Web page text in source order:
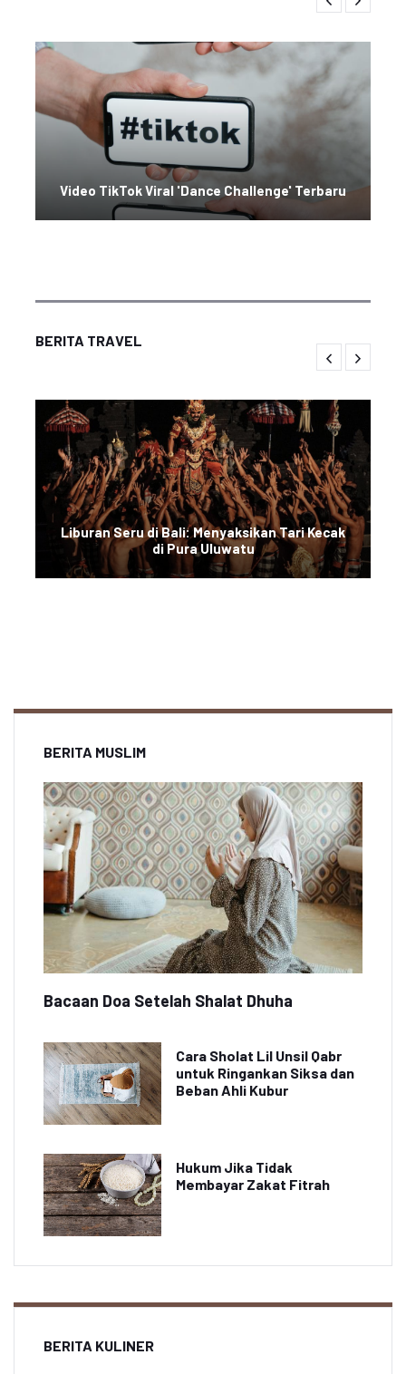
Video TikTok Viral 'Dance Challenge' Terbaru
BERITA TRAVEL
Liburan Seru di Bali: Menyaksikan Tari Kecak
di Pura Uluwatu
BERITA MUSLIM
Bacaan Doa Setelah Shalat Dhuha
Cara Sholat Lil Unsil Qabr
untuk Ringankan Siksa dan
Beban Ahli Kubur
Hukum Jika Tidak
Membayar Zakat Fitrah
BERITA KULINER